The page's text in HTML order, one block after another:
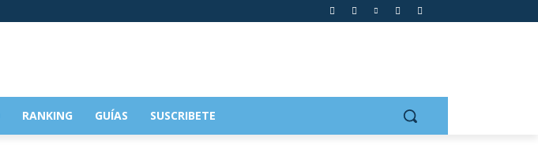
RANKING GUÍAS SUSCRIBETE